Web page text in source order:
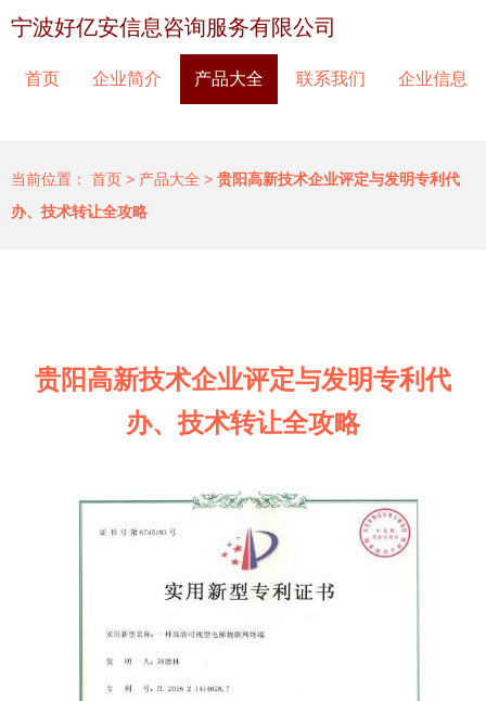
宁波好亿安信息咨询服务有限公司
首页 企业简介 产品大全 联系我们 企业信息
当前位置： 首页 > 产品大全 > 贵阳高新技术企业评定与发明专利代
办、技术转让全攻略
贵阳高新技术企业评定与发明专利代
办、技术转让全攻略